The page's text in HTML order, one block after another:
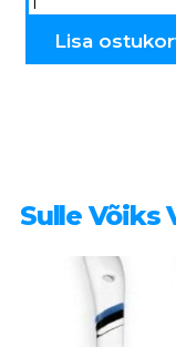
küünlahoidja
majakas
Lisa
Sulle Võiks